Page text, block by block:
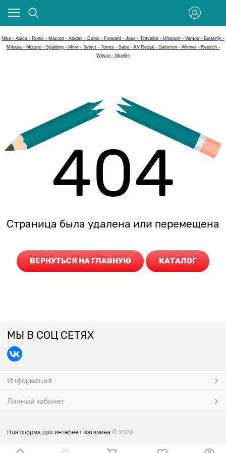
Nike - Asics - Ronix - Macron - Adidas - Donic - Forward - Joss - Travelite - Uhlsport - Vamos - Butterfly -
Mikasa - Mizuno - Spalding - Mitre - Select - Torres - Sabo - KV.Rezak - Salomon - Winner - Reusch -
Wilson - Mueller
404
Страница была удалена или перемещена
ВЕРНУТЬСЯ НА ГЛАВНУЮ КАТАЛОГ
МЫ В СОЦ СЕТЯХ
Информация
Личный кабинет
Платформа для интернет магазина © 2026